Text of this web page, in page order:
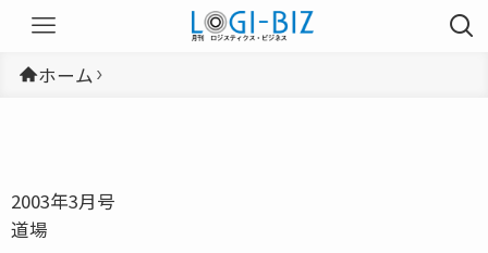
ホーム
2003年3月号
道場